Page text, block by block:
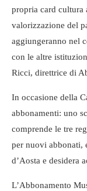
propria card cultura
valorizzazione del
aggiungeranno nel
con le altre
Ricci, direttrice di
In occasione della
abbonamenti: uno
comprende le tre
per nuovi abbonati,
d’Aosta e desidera
L’Abbonamento